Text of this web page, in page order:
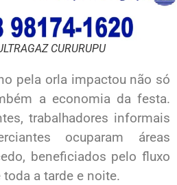
CURURUPU
pela orla impactou não só
a economia da festa.
trabalhadores informais
ocuparam áreas
beneficiados pelo fluxo
a tarde e noite.